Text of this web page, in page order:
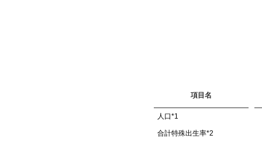
項目名
人口*1
合計特殊出生率*2